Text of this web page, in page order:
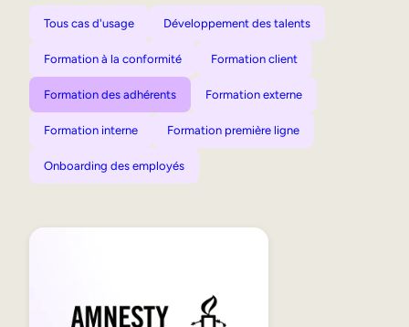
Tous cas d'usage Développement des talents
Formation à la conformité Formation client
Formation des adhérents Formation externe
Formation interne Formation première ligne
Onboarding des employés